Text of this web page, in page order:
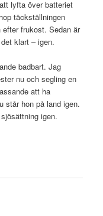
lyfta över batteriet
täckställningen
frukost. Sedan är
klart – igen.
badbart. Jag
nu och segling en
att ha
står hon på land igen.
igen.